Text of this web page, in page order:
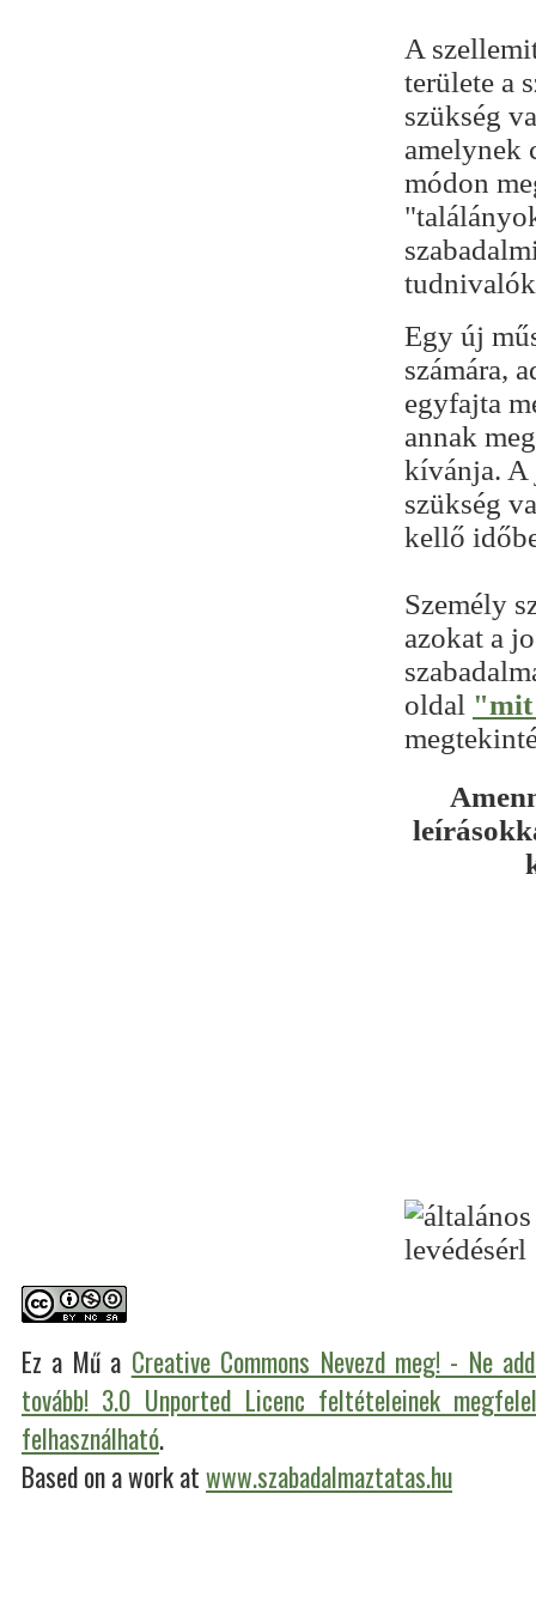
A
területe a
szükség
amelynek
módon
Egy új
számára,
egyfajta
annak
kívánja. A
szükség
kellő
Személy
azokat a
oldal "mit
Ez a Mű a Creative Commons Nevezd meg! - Ne
tovább! 3.0 Unported Licenc feltételeinek
felhasználható.
Based on a work atwww.szabadalmaztatas.hu